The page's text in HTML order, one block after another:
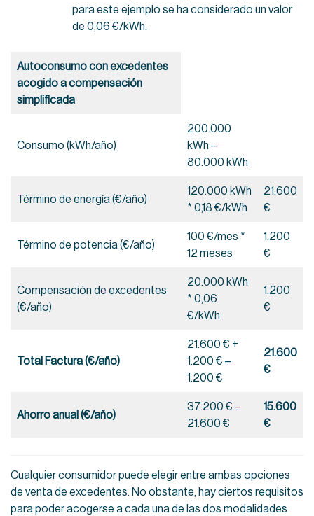
para este ejemplo se ha considerado un valor
de 0,06 €/kWh.
Autoconsumo con excedentes
acogido a compensación
simplificada
Consumo (kWh/año)
200.000
kWh –
80.000 kWh
Término de energía (€/año)
120.000 kWh
* 0,18 €/kWh
21.600
€
Término de potencia (€/año)
100 €/mes *
12 meses
1.200
€
Compensación de excedentes
(€/año)
20.000 kWh
* 0,06
€/kWh
1.200
€
Total Factura (€/año)
21.600 € +
1.200 € –
1.200 €
21.600
€
Ahorro anual (€/año)
37.200 € –
21.600 €
15.600
€
Cualquier consumidor puede elegir entre ambas opciones
de venta de excedentes. No obstante, hay ciertos requisitos
para poder acogerse a cada una de las dos modalidades